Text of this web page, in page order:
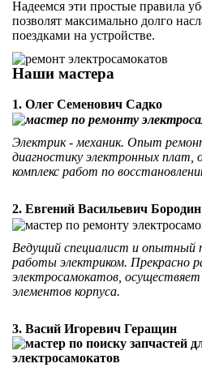
Надеемся эти простые правила
позволят максимально долго
поездками на устройстве.
Наши мастера
1. Олег Семенович Садко
Электрик - механик. Опыт
диагностику электронных плат,
комплекс работ по
2. Евгений Васильевич Бородин
Ведущий специалист и опытный
работы электриком. Прекрасно
электросамокатов,
элементов корпуса.
3. Васий Игоревич Геращин